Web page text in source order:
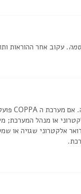
. עקוב אחר ההוראות
או מנהל
אלקטרוני שגויה או